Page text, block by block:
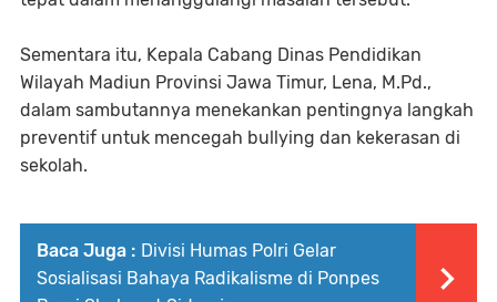
Sementara itu, Kepala Cabang Dinas Pendidikan
Wilayah Madiun Provinsi Jawa Timur, Lena, M.Pd.,
dalam sambutannya menekankan pentingnya langkah
preventif untuk mencegah bullying dan kekerasan di
sekolah.
Baca Juga : Divisi Humas Polri Gelar
Sosialisasi Bahaya Radikalisme di Ponpes